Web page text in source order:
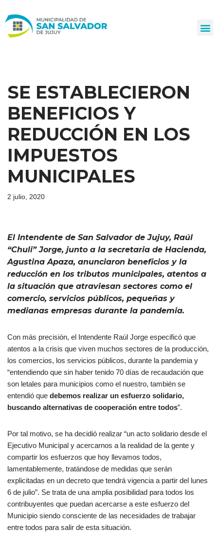
al
SE ESTABLECIERON
BENEFICIOS Y
REDUCCIÓN EN LOS
IMPUESTOS
MUNICIPALES
2 julio, 2020
El Intendente de San Salvador de Jujuy, Raúl
“Chuli” Jorge, junto a la secretaria de Hacienda,
Agustina Apaza, anunciaron beneficios y la
reducción en los tributos municipales, atentos a
la situación que atraviesan sectores como el
comercio, servicios públicos, pequeñas y
medianas empresas durante la pandemia.
Con más precisión, el Intendente Raúl Jorge especificó que
atentos a la crisis que viven muchos sectores de la producción,
los comercios, los servicios públicos, durante la pandemia y
“entendiendo que sin haber tenido 70 días de recaudación que
son letales para municipios como el nuestro, también se
entendió que debemos realizar un esfuerzo solidario,
buscando alternativas de cooperación entre todos”.
Por tal motivo, se ha decidió realizar “un acto solidario desde el
Ejecutivo Municipal y acercarnos a la realidad de la gente y
compartir los esfuerzos que hoy llevamos todos,
lamentablemente, tratándose de medidas que serán
explicitadas en un decreto que tendrá vigencia a partir del lunes
6 de julio”. Se trata de una amplia posibilidad para todos los
contribuyentes que puedan acercarse a este esfuerzo del
Municipio siendo consciente de las necesidades de trabajar
entre todos para salir de esta situación.